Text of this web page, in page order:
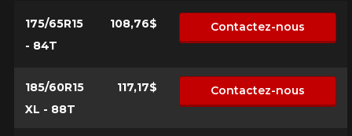
175/65R15
- 84T
108,76$ Contactez-nous
185/60R15
XL - 88T
117,17$ Contactez-nous